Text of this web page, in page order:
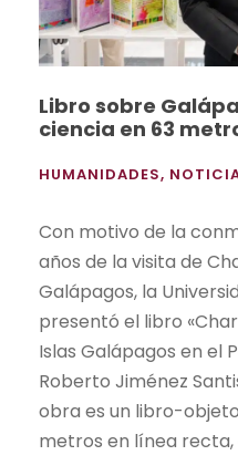
Libro sobre
ciencia en 63
HUMANIDADES,
Con motivo de la
años de la visita de
Galápagos, la
presentó el libro
Islas Galápagos en el
Roberto Jiménez
obra es un libro-
metros en línea recta,